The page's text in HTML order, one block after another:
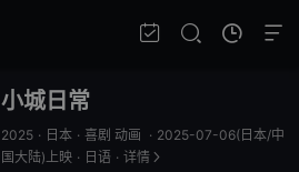
小城日常
2025 · 日本 · 喜剧 动画 · 2025-07-06(日本/中
国大陆)上映 · 日语 · 详情